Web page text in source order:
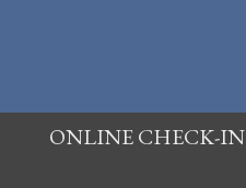
ONLINE CHECK-IN